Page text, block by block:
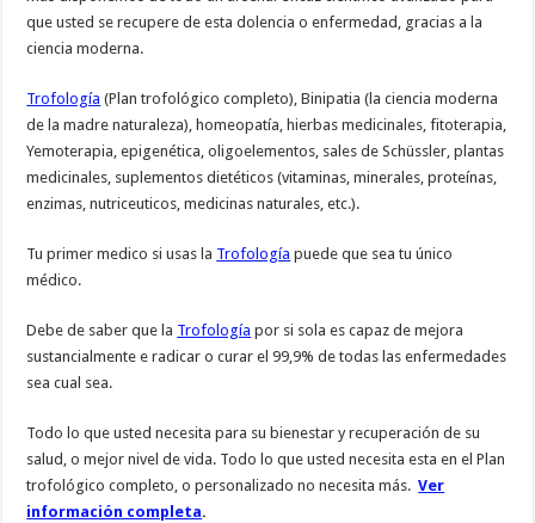
que usted se recupere de esta dolencia o enfermedad, gracias a la
ciencia moderna.
Trofología (Plan trofológico completo), Binipatia (la ciencia moderna
de la madre naturaleza), homeopatía, hierbas medicinales, fitoterapia,
Yemoterapia, epigenética, oligoelementos, sales de Schüssler, plantas
medicinales, suplementos dietéticos (vitaminas, minerales, proteínas,
enzimas, nutriceuticos, medicinas naturales, etc.).
Tu primer medico si usas la Trofología puede que sea tu único
médico.
Debe de saber que la Trofología por si sola es capaz de mejora
sustancialmente e radicar o curar el 99,9% de todas las enfermedades
sea cual sea.
Todo lo que usted necesita para su bienestar y recuperación de su
salud, o mejor nivel de vida. Todo lo que usted necesita esta en el Plan
trofológico completo, o personalizado no necesita más.Ver
información completa.